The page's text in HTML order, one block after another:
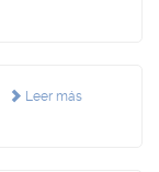
Leer más